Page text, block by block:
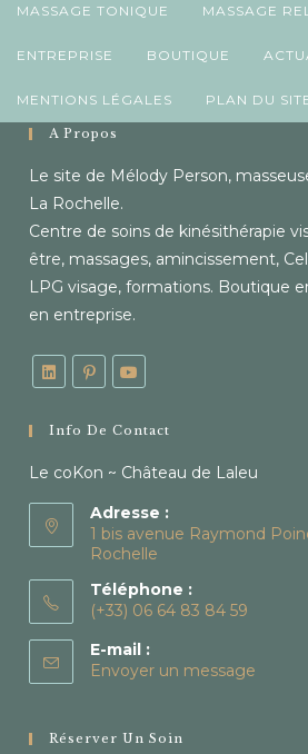
MASSAGE TONIQUE MASSAGE
ENTREPRISE BOUTIQUE
MENTIONS LÉGALES PLAN DU
À Propos
Le site de Mélody Person,
La Rochelle.
Centre de soins de kinésithérapie
être, massages, amincissement,
LPG visage, formations. Boutique
en entreprise.
Info De Contact
Le coKon ~ Château de Laleu
Adresse :
1 bis avenue Raymond
Rochelle
Téléphone :
(+33) 06 64 83 84 59
E-mail :
Envoyer un message
Réserver Un Soin